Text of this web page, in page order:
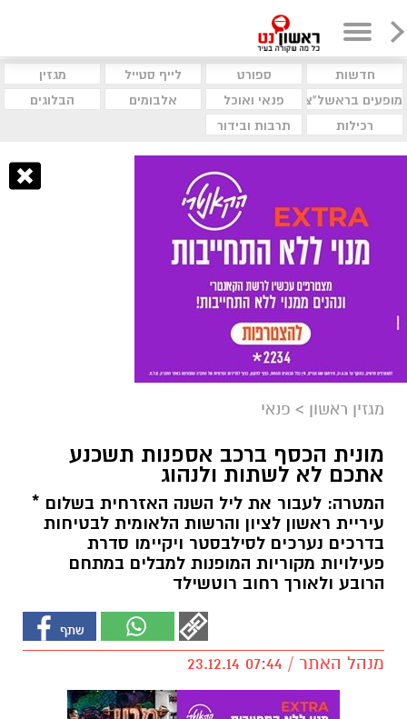
חדשות ספורט לייף סטייל
מגזין
מופעים בראשל"צ
פנאי ואוכל אלבומים
הבלוגים
רכילות
תרבות ובידור
מגזין ראשון > פנאי
מונית הכסף ברכב אספנות תשכנע
אתכם לא לשתות ולנהוג
המטרה: לעבור את ליל השנה האזרחית בשלום *
עיריית ראשון לציון והרשות הלאומית לבטיחות
בדרכים נערכים לסילבסטר ויקיימו סדרת
פעילויות מקוריות המופנות למבלים במתחם
הרובע ולאורך רחוב רוטשילד
מנהל האתר / 07:44 23.12.14